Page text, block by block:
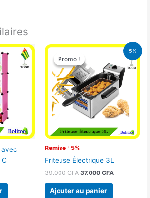
avec
C
5%
Promo !
Remise : 5%
Promo !
Friteuse Électrique 3L
39.000CFA
Le
initial
était :
39.000 CFA.
37.000 CFA
Le
prix
actuel
est :
37.000 CFA.
Ajouter au panier